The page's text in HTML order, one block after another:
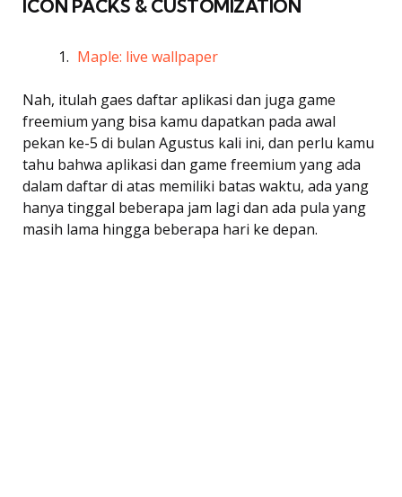
ICON PACKS & CUSTOMIZATION
Maple: live wallpaper
Nah, itulah gaes daftar aplikasi dan juga game
freemium yang bisa kamu dapatkan pada awal
pekan ke-5 di bulan Agustus kali ini, dan perlu kamu
tahu bahwa aplikasi dan game freemium yang ada
dalam daftar di atas memiliki batas waktu, ada yang
hanya tinggal beberapa jam lagi dan ada pula yang
masih lama hingga beberapa hari ke depan.